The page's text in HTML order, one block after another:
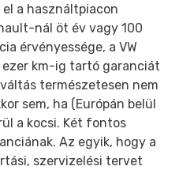
a használtpiacon
nál öt év vagy 100
érvényessége, a VW
ezer km-ig tartó garanciát
természetesen nem
sem, ha (Európán belül
a kocsi. Két fontos
Az egyik, hogy a
szervizelési tervet